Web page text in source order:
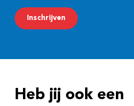
m
a
r
Inschrijven
Heb jij ook een